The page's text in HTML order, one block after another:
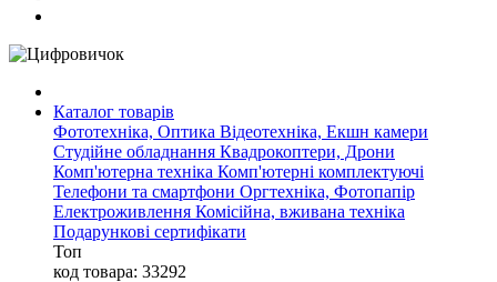
Каталог товарів
Фототехніка, Оптика Відеотехніка, Екшн камери
Студійне обладнання Квадрокоптери, Дрони
Комп'ютерна техніка Комп'ютерні комплектуючі
Телефони та смартфони Оргтехніка, Фотопапір
Електроживлення Комісійна, вживана техніка
Подарункові сертифікати
Топ
код товара: 33292